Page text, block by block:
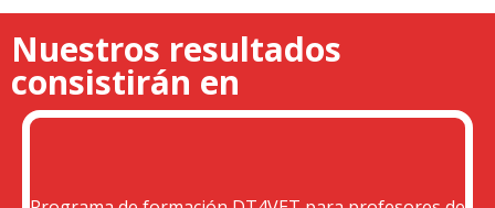
Nuestros resultados
consistirán en